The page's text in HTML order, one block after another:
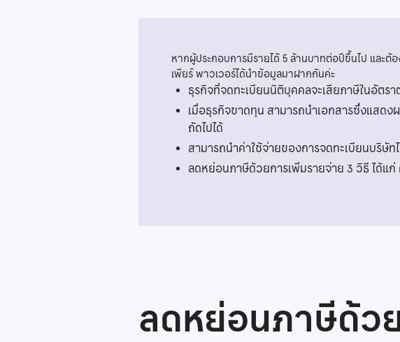
หากผู้ประกอบการมีรายได้ 5 ล้านบาทต่อปีขึ้นไป และ
เพียร์ พาวเวอร์ได้นำข้อมูลมาฝากกันค่ะ
ธุรกิจที่จดทะเบียนนิติบุคคลจะเสียภาษีในอัตร
เมื่อธุรกิจขาดทุน สามารถนำเอกสารซึ่งแสด
ถัดไปได้
สามารถนำค่าใช้จ่ายของการจดทะเบียนบริษั
ลดหย่อนภาษีด้วยการเพิ่มรายจ่าย 3 วิธี ได้แ
ลดหย่อนภาษีด้ว